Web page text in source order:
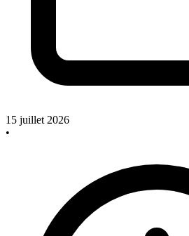
15 juillet 2026
•